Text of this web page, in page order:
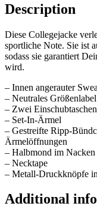
Description
Diese Collegejacke
sportliche Note. Sie ist
sodass sie garantiert
wird.
– Innen angerauter
– Neutrales
– Zwei
– Set-In-Ärmel
– Gestreifte Ripp-
Ärmelöffnungen
– Halbmond im Nacken
– Necktape
– Metall-Druckknöpfe
Additional